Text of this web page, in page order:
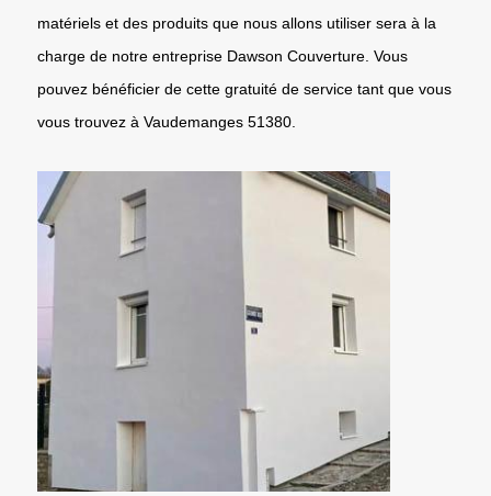
matériels et des produits que nous allons utiliser sera à la
charge de notre entreprise Dawson Couverture. Vous
pouvez bénéficier de cette gratuité de service tant que vous
vous trouvez à Vaudemanges 51380.